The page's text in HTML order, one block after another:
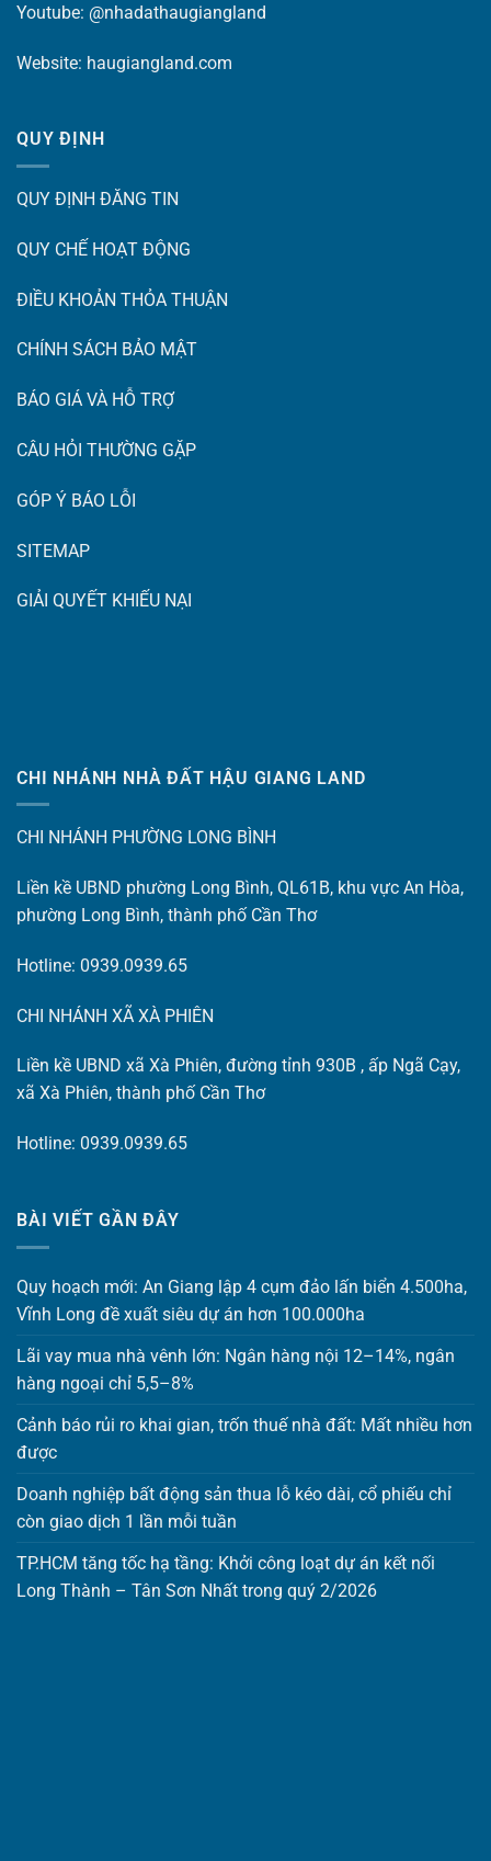
Youtube: @nhadathaugiangland
Website: haugiangland.com
QUY ĐỊNH
QUY ĐỊNH ĐĂNG TIN
QUY CHẾ HOẠT ĐỘNG
ĐIỀU KHOẢN THỎA THUẬN
CHÍNH SÁCH BẢO MẬT
BÁO GIÁ VÀ HỖ TRỢ
CÂU HỎI THƯỜNG GẶP
GÓP Ý BÁO LỖI
SITEMAP
GIẢI QUYẾT KHIẾU NẠI
CHI NHÁNH NHÀ ĐẤT HẬU GIANG LAND
CHI NHÁNH PHƯỜNG LONG BÌNH
Liền kề UBND phường Long Bình, QL61B, khu vực An Hòa,
phường Long Bình, thành phố Cần Thơ
Hotline: 0939.0939.65
CHI NHÁNH XÃ XÀ PHIÊN
Liền kề UBND xã Xà Phiên, đường tỉnh 930B , ấp Ngã Cạy,
xã Xà Phiên, thành phố Cần Thơ
Hotline: 0939.0939.65
BÀI VIẾT GẦN ĐÂY
Quy hoạch mới: An Giang lập 4 cụm đảo lấn biển 4.500ha,
Vĩnh Long đề xuất siêu dự án hơn 100.000ha
Lãi vay mua nhà vênh lớn: Ngân hàng nội 12–14%, ngân
hàng ngoại chỉ 5,5–8%
Cảnh báo rủi ro khai gian, trốn thuế nhà đất: Mất nhiều hơn
được
Doanh nghiệp bất động sản thua lỗ kéo dài, cổ phiếu chỉ
còn giao dịch 1 lần mỗi tuần
TP.HCM tăng tốc hạ tầng: Khởi công loạt dự án kết nối
Long Thành – Tân Sơn Nhất trong quý 2/2026